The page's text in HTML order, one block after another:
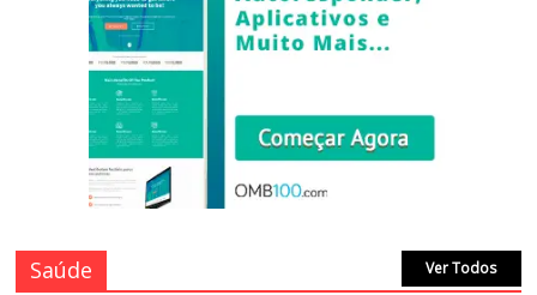
Saúde Ver Todos